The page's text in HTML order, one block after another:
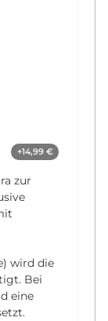
+14,99 €
zur
wird die
Bei
eine